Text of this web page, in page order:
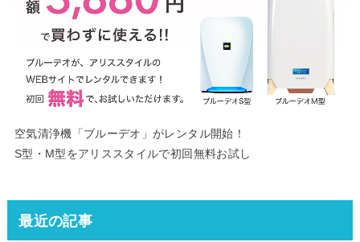
空気清浄機「ブルーデオ」がレンタル開始！
S型・M型をアリススタイルで初回無料お試し
最近の記事